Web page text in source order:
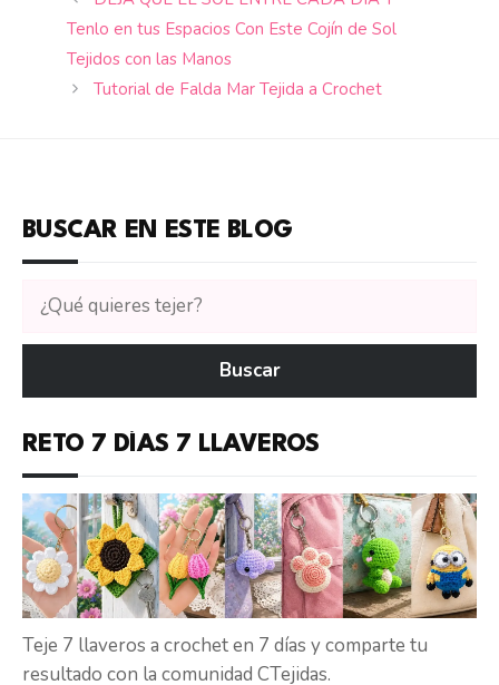
Tenlo en tus Espacios Con Este Cojín de Sol
Tejidos con las Manos
Tutorial de Falda Mar Tejida a Crochet
BUSCAR EN ESTE BLOG
Buscar
tutoriales
en
Buscar
RETO 7 DÍAS 7 LLAVEROS
Teje 7 llaveros a crochet en 7 días y comparte tu
resultado con la comunidad CTejidas.